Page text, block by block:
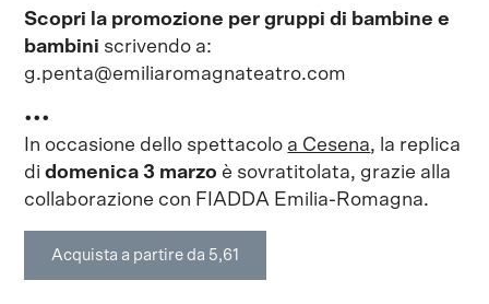
Scopri la promozione per gruppi di bambine e
bambini scrivendo a:
g.penta@emiliaromagnateatro.com
•••
In occasione dello spettacolo a Cesena, la replica
didomenica 3 marzo è sovratitolata, grazie alla
collaborazione con FIADDA Emilia-Romagna.
Acquista a partire da 5,61